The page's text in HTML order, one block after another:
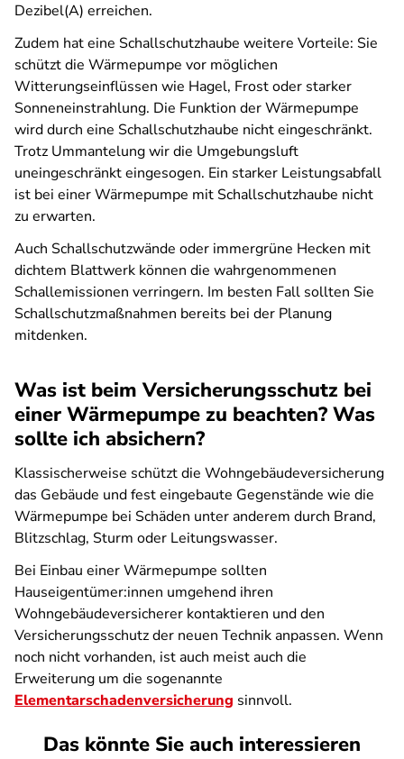
Dezibel(A) erreichen.
Zudem hat eine Schallschutzhaube weitere Vorteile: Sie
schützt die Wärmepumpe vor möglichen
Witterungseinflüssen wie Hagel, Frost oder starker
Sonneneinstrahlung. Die Funktion der Wärmepumpe
wird durch eine Schallschutzhaube nicht eingeschränkt.
Trotz Ummantelung wir die Umgebungsluft
uneingeschränkt eingesogen. Ein starker Leistungsabfall
ist bei einer Wärmepumpe mit Schallschutzhaube nicht
zu erwarten.
Auch Schallschutzwände oder immergrüne Hecken mit
dichtem Blattwerk können die wahrgenommenen
Schallemissionen verringern. Im besten Fall sollten Sie
Schallschutzmaßnahmen bereits bei der Planung
mitdenken.
Was ist beim Versicherungsschutz bei
einer Wärmepumpe zu beachten? Was
sollte ich absichern?
Klassischerweise schützt die Wohngebäudeversicherung
das Gebäude und fest eingebaute Gegenstände wie die
Wärmepumpe bei Schäden unter anderem durch Brand,
Blitzschlag, Sturm oder Leitungswasser.
Bei Einbau einer Wärmepumpe sollten
Hauseigentümer:innen umgehend ihren
Wohngebäudeversicherer kontaktieren und den
Versicherungsschutz der neuen Technik anpassen. Wenn
noch nicht vorhanden, ist auch meist auch die
Erweiterung um die sogenannte
Elementarschadenversicherung sinnvoll.
Das könnte Sie auch interessieren